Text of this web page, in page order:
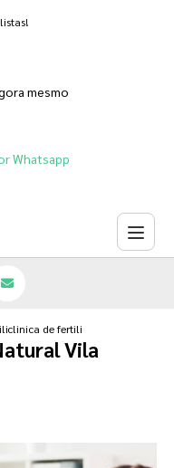
mesmo
Whatsapp
assistida
clinica de fertilizacao natural
Vila